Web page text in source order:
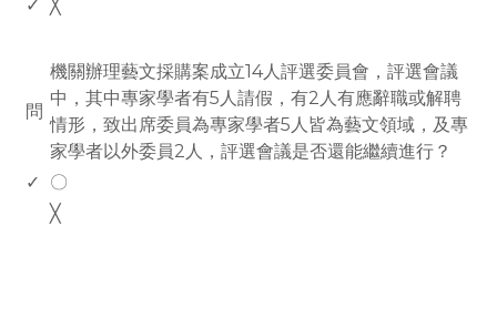
✓ ╳
問
機關辦理藝文採購案成立14人評選委員會，評選會議
中，其中專家學者有5人請假，有2人有應辭職或解聘
情形，致出席委員為專家學者5人皆為藝文領域，及專
家學者以外委員2人，評選會議是否還能繼續進行？
✓
〇
╳